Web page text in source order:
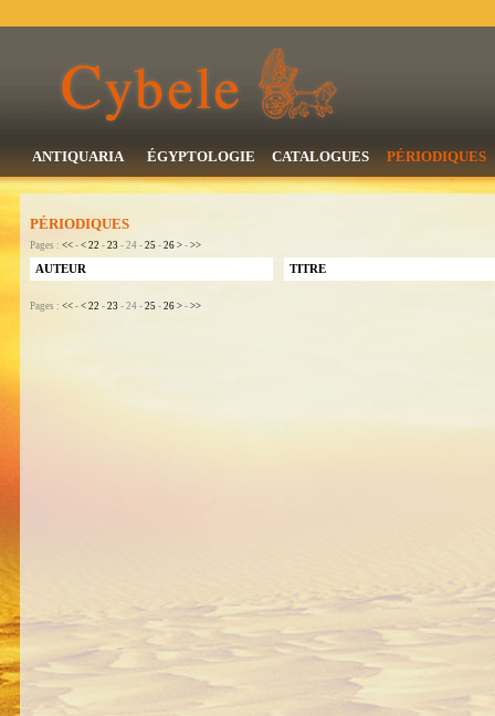
ANTIQUARIA ÉGYPTOLOGIE CATALOGUES PÉRIODIQUES
PÉRIODIQUES
Pages : << - < 22 - 23 - 24 - 25 - 26 > - >>
AUTEUR TITRE
Pages : << - < 22 - 23 - 24 - 25 - 26 > - >>